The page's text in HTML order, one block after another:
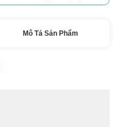
Mô Tả Sản Phẩm